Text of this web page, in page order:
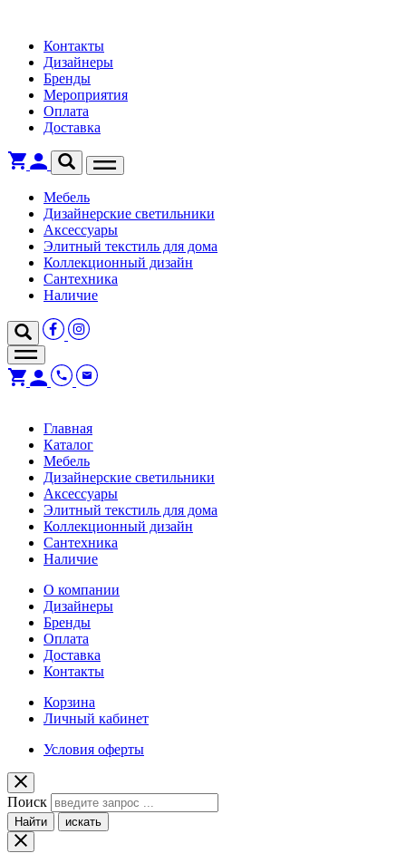
Контакты
Дизайнеры
Бренды
Мероприятия
Оплата
Доставка
Мебель
Дизайнерские светильники
Аксессуары
Элитный текстиль для дома
Коллекционный дизайн
Сантехника
Наличие
Главная
Каталог
Мебель
Дизайнерские светильники
Аксессуары
Элитный текстиль для дома
Коллекционный дизайн
Сантехника
Наличие
О компании
Дизайнеры
Бренды
Оплата
Доставка
Контакты
Корзина
Личный кабинет
Условия оферты
Поиск
Найти искать